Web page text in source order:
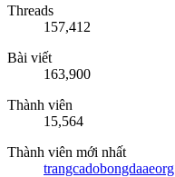
Threads
157,412
Bài viết
163,900
Thành viên
15,564
Thành viên mới nhất
trangcadobongdaaeorg